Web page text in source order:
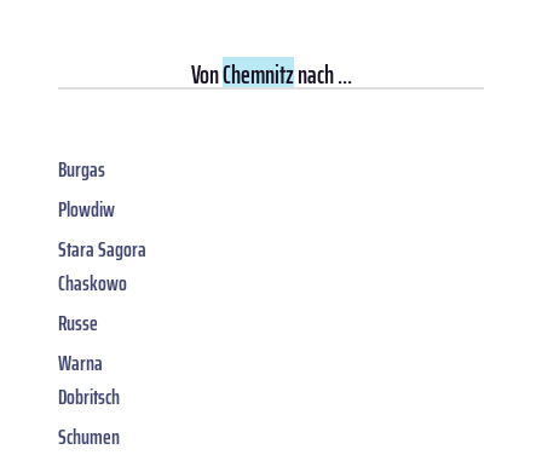
VonChemnitznach ...
Burgas
Plowdiw
Stara Sagora
Chaskowo
Russe
Warna
Dobritsch
Schumen